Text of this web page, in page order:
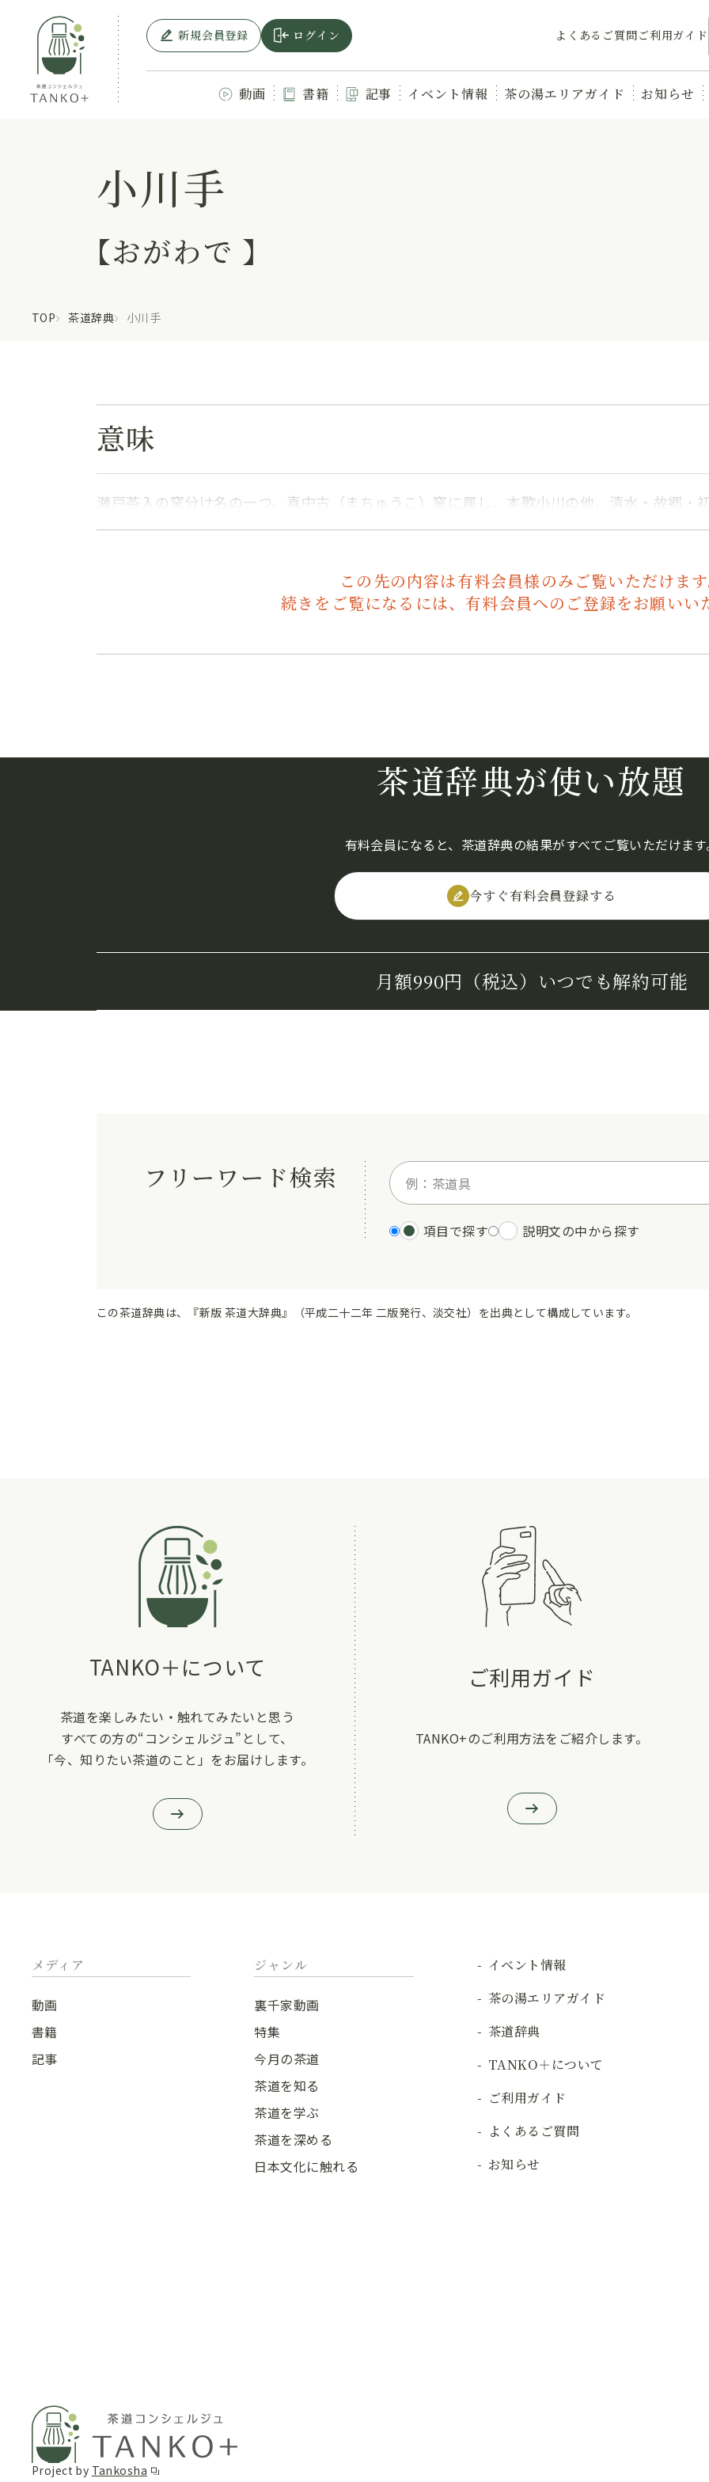
新規会員登録 ログイン よくあるご質問ご利用ガイド
動画 書籍 記事 イベント情報 茶の湯エリアガイド お知らせ
小川手
【おがわで 】
TOP 茶道辞典 小川手
意味
瀬戸茶入の窯分け名の一つ。真中古（まちゅうこ）窯に属し、本歌小川の他、清水・故郷
この先の内容は有料会員様のみご覧いただけま
続きをご覧になるには、有料会員へのご登録をお願いい
茶道辞典が使い放題
有料会員になると、茶道辞典の結果がすべてご覧いただけま
今すぐ有料会員登録する
月額990円（税込） いつでも解約可能
フリーワード検索
項目で探す 説明文の中から探す
この茶道辞典は、『新版 茶道大辞典』（平成二十二年 二版発行、淡交社）を出典として構成しています。
TANKO＋について
茶道を楽しみたい・触れてみたいと思う
すべての方の“コンシェルジュ”として、
「今、知りたい茶道のこと」をお届けします。
ご利用ガイド
TANKO+のご利用方法をご紹介します。
メディア
動画
書籍
記事
ジャンル
裏千家動画
特集
今月の茶道
茶道を知る
茶道を学ぶ
茶道を深める
日本文化に触れる
イベント情報
茶の湯エリアガイド
茶道辞典
TANKO＋について
ご利用ガイド
よくあるご質問
お知らせ
Project by Tankosha